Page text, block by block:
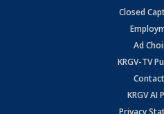
Closed
Ad
KRGV-TV
KRGV AI